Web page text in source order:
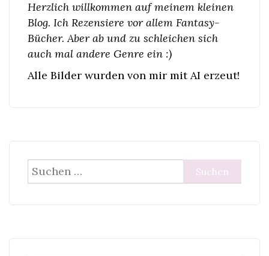
Herzlich willkommen auf meinem kleinen
Blog. Ich Rezensiere vor allem Fantasy-
Bücher. Aber ab und zu schleichen sich
auch mal andere Genre ein :)
Alle Bilder wurden von mir mit AI erzeut!
Suchen
nach: